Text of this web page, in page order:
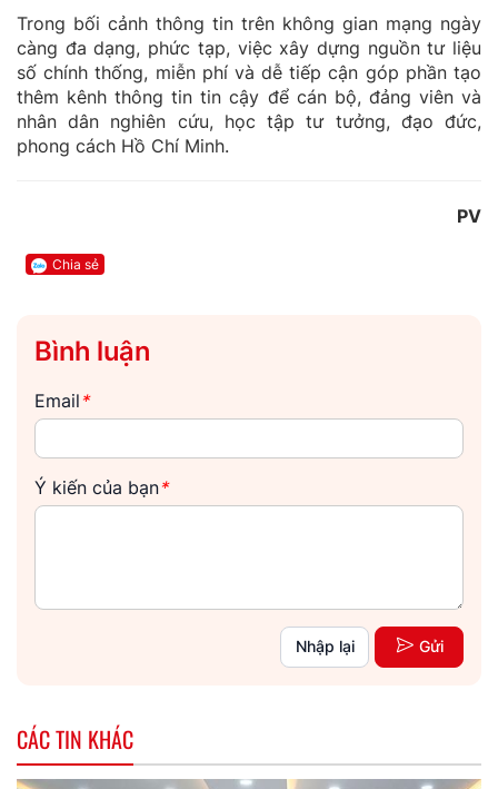
Trong bối cảnh thông tin trên không gian mạng ngày
càng đa dạng, phức tạp, việc xây dựng nguồn tư liệu
số chính thống, miễn phí và dễ tiếp cận góp phần tạo
thêm kênh thông tin tin cậy để cán bộ, đảng viên và
nhân dân nghiên cứu, học tập tư tưởng, đạo đức,
phong cách Hồ Chí Minh.
PV
Chia sẻ
Bình luận
Email *
Ý kiến của bạn*
Nhập lại Gửi
CÁC TIN KHÁC